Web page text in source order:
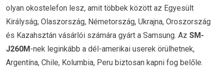
olyan okostelefon lesz, amit többek között az Egyesült
Királyság, Olaszország, Németország, Ukrajna, Oroszország
és Kazahsztán vásárlói számára gyárt a Samsung. Az SM-
J260M-nek leginkább a dél-amerikai userek örülhetnek,
Argentína, Chile, Kolumbia, Peru biztosan kapni fog belőle.